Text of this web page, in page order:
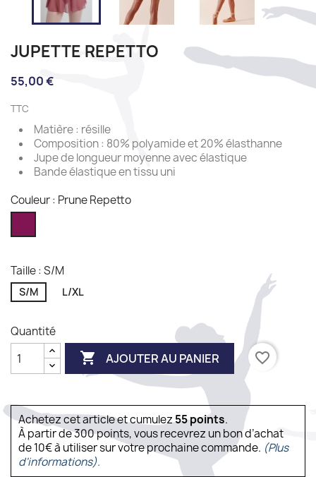
JUPETTE REPETTO
55,00 €
TTC
Matière : résille
Composition : 80% polyamide et 20% élasthanne
Jupe de longueur moyenne avec élastique
Bande élastique en tissu uni
Couleur : Prune Repetto
Repetto
Taille : S/M
S/M L/XL
Quantité
 AJOUTER AU PANIER favorite_border
Achetez cet article et cumulez55points.
À partir de 300 points, vous recevrez un bon d’achat
de 10€ à utiliser sur votre prochaine commande. (Plus
d'informations).